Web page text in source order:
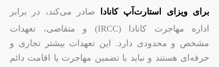
برای ویزای استارت‌آپ کانادا
صادر می‌کند، در برابر
اداره مهاجرت کانادا (IRCC) و متقاضی، تعهدات
مشخص و محدودی دارد. این تعهدات بیشتر تجاری و
حرفه‌ای هستند و نباید با تضمین مهاجرت یا اقامت دائم